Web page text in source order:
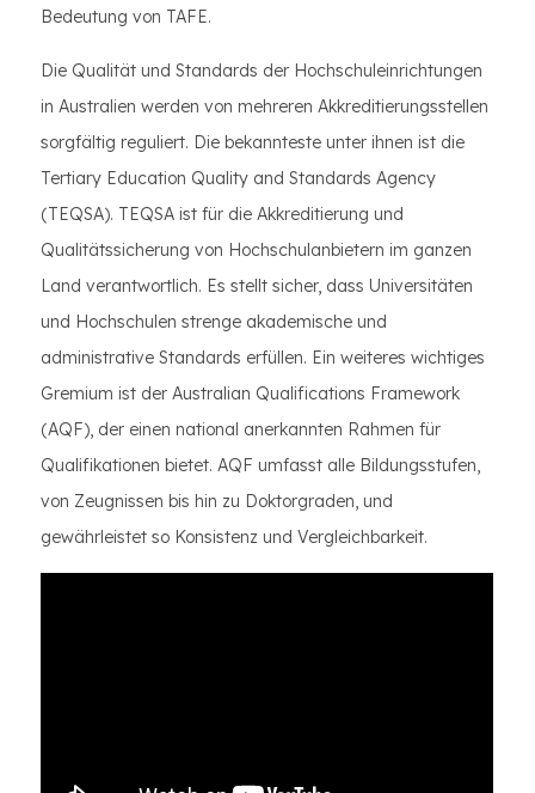
Bedeutung von TAFE.
Die Qualität und Standards der Hochschuleinrichtungen
in Australien werden von mehreren Akkreditierungsstellen
sorgfältig reguliert. Die bekannteste unter ihnen ist die
Tertiary Education Quality and Standards Agency
(TEQSA). TEQSA ist für die Akkreditierung und
Qualitätssicherung von Hochschulanbietern im ganzen
Land verantwortlich. Es stellt sicher, dass Universitäten
und Hochschulen strenge akademische und
administrative Standards erfüllen. Ein weiteres wichtiges
Gremium ist der Australian Qualifications Framework
(AQF), der einen national anerkannten Rahmen für
Qualifikationen bietet. AQF umfasst alle Bildungsstufen,
von Zeugnissen bis hin zu Doktorgraden, und
gewährleistet so Konsistenz und Vergleichbarkeit.